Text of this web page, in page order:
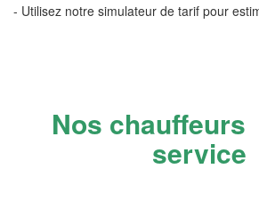
- Utilisez notre simulateur de tarif pour
Nos chauffeurs
service